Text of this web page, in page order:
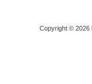
Copyright © 2026